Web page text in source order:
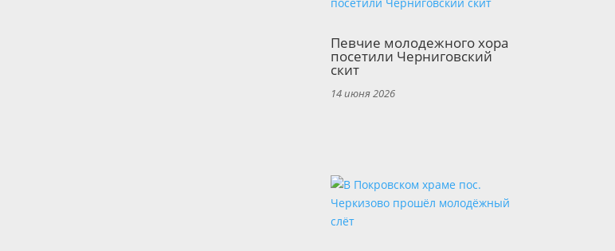
Певчие молодежного хора
посетили Черниговский
скит
14 июня 2026